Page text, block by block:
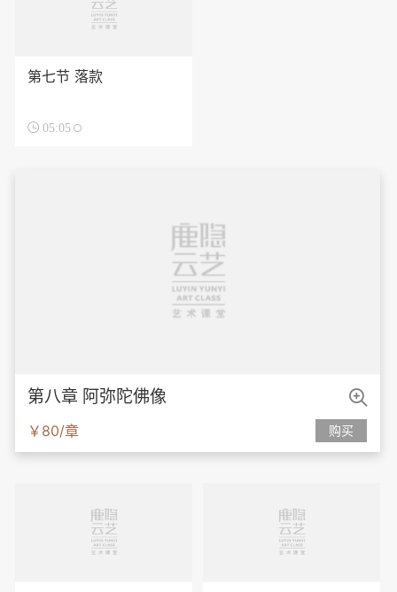
第七节 落款
 05:05
第八章 阿弥陀佛像
￥80/章 购买
